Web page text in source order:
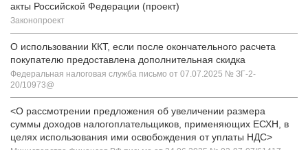
акты Российской Федерации (проект)
Законопроект
О использовании ККТ, если после окончательного расчета
покупателю предоставлена дополнительная скидка
Федеральная налоговая служба письмо от 07.07.2025 № ЗГ-2-
20/10973@
<О рассмотрении предложения об увеличении размера
суммы доходов налогоплательщиков, применяющих ЕСХН, в
целях использования ими освобождения от уплаты НДС>